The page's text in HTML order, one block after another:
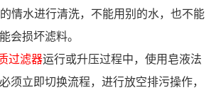
情水进行清洗，不能用别的水，也不能
会损坏滤料。
过滤器运行或升压过程中，使用皂液法
须立即切换流程，进行放空排污操作，